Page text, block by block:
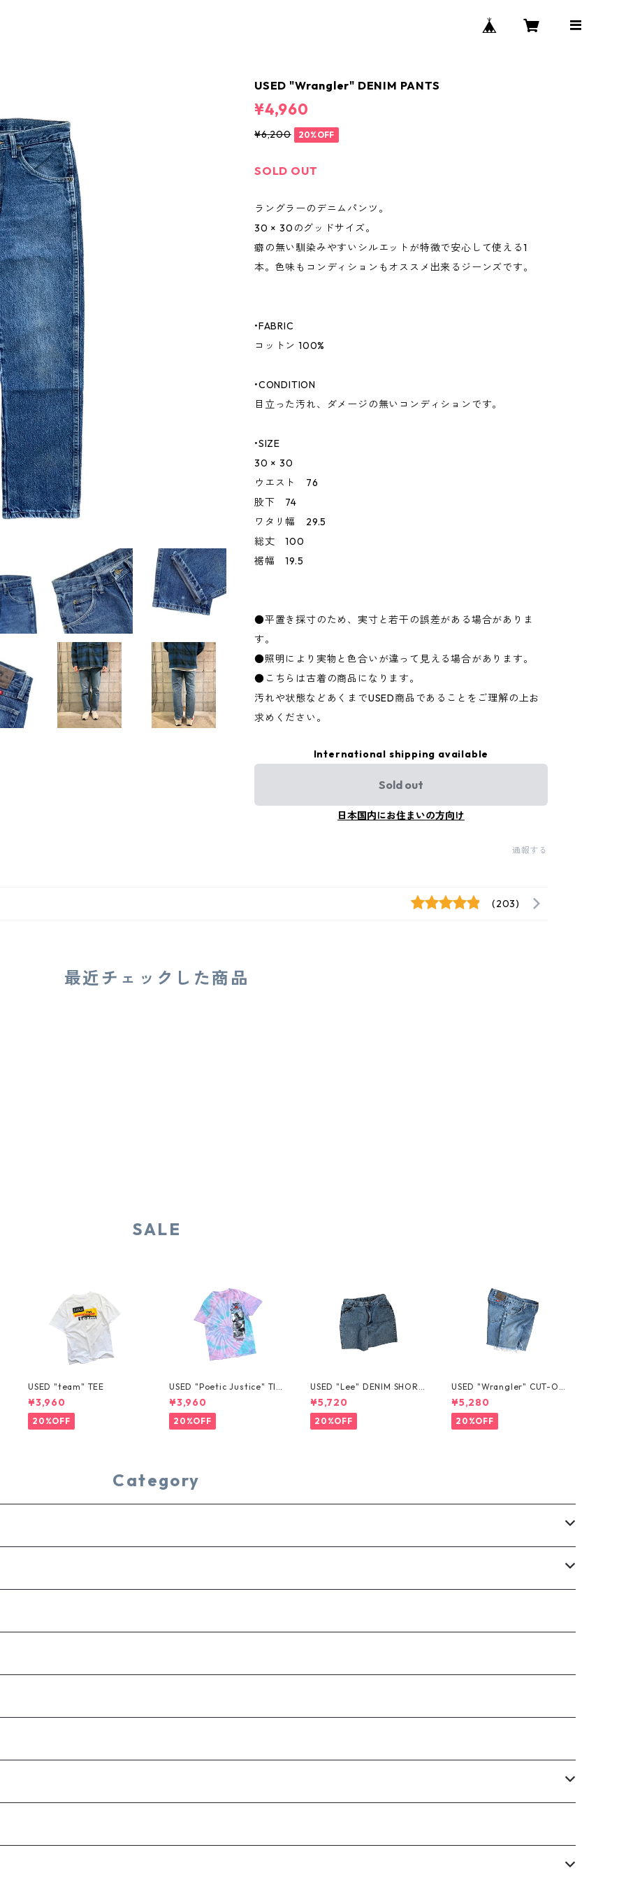
USED "Wrangler" DENIM PANTS
¥4,960
¥6,200 20%OFF
SOLD OUT
ラングラーのデニムパンツ。
30 × 30のグッドサイズ。
癖の無い馴染みやすいシルエットが特徴で安心して使える1
本。色味もコンディションもオススメ出来るジーンズです。
•FABRIC
コットン 100%
•CONDITION
目立った汚れ、ダメージの無いコンディションです。
•SIZE
30 × 30
ウエスト 76
股下 74
ワタリ幅 29.5
総丈 100
裾幅 19.5
●平置き採寸のため、実寸と若干の誤差がある場合がありま
す。
●照明により実物と色合いが違って見える場合があります。
●こちらは古着の商品になります。
汚れや状態などあくまでUSED商品であることをご理解の上お
求めください。
International shipping available
Sold out
日本国内にお住まいの方向け
通報する
(203)
最近チェックした商品
SALE
USED "team" TEE
¥3,960
20%OFF
USED "Poetic Justice" TIE
-DYE TEE
¥3,960
20%OFF
USED "Lee" DENIM SHORT
S
¥5,720
20%OFF
USED "Wrangler" CUT-OF
F DENIM SHORTS
¥5,280
20%OFF
Category